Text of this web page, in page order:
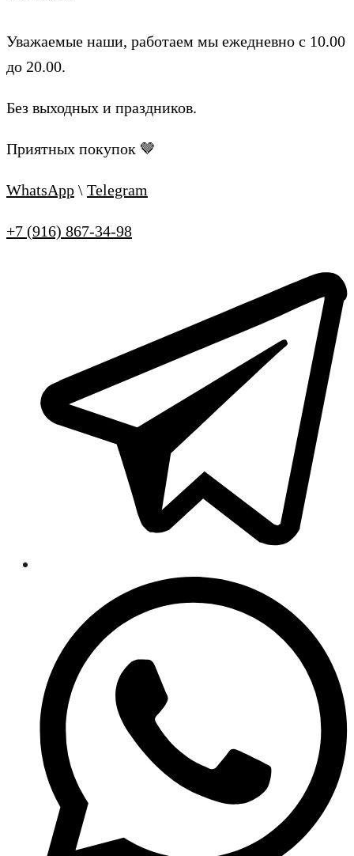
Уважаемые наши, работаем мы ежедневно с 10.00
до 20.00.
Без выходных и праздников.
Приятных покупок 🤎
WhatsApp \ Telegram
+7 (916) 867-34-98